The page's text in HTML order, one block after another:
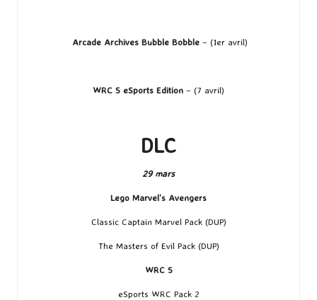
Arcade Archives Bubble Bobble – (1er avril)
WRC 5 eSports Edition – (7 avril)
DLC
29 mars
Lego Marvel’s Avengers
Classic Captain Marvel Pack (DUP)
The Masters of Evil Pack (DUP)
WRC 5
eSports WRC Pack 2